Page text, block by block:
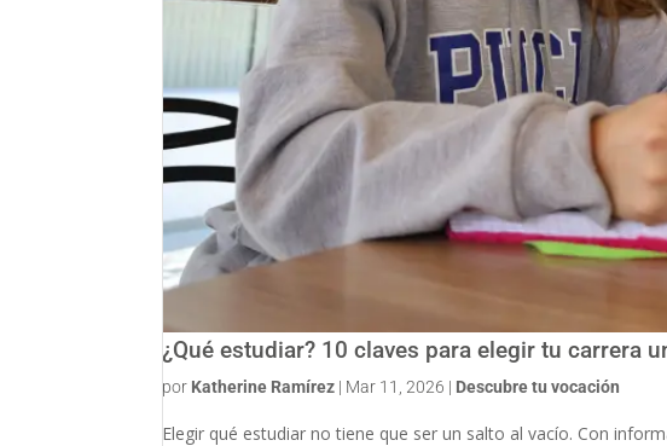
¿Qué estudiar? 10 claves para elegir tu carrera
por Katherine Ramírez | Mar 11, 2026 | Descubre tu vocación
Elegir qué estudiar no tiene que ser un salto al vacío. Con